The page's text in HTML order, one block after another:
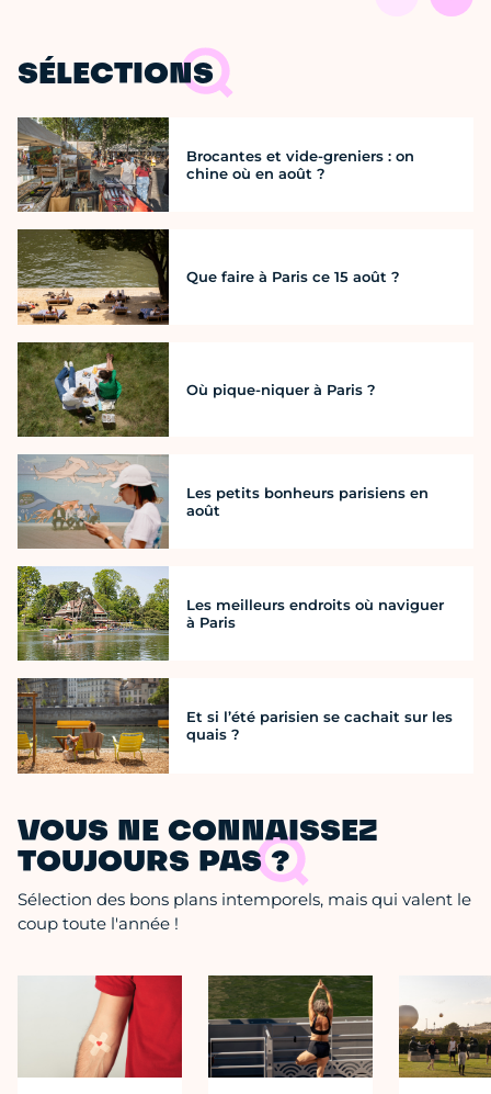
SÉLECTIONS
Brocantes et vide-greniers : on
chine où en août ?
Que faire à Paris ce 15 août ?
Où pique-niquer à Paris ?
Les petits bonheurs parisiens en
août
Les meilleurs endroits où naviguer
à Paris
Et si l’été parisien se cachait sur les
quais ?
VOUS NE CONNAISSEZ
TOUJOURS PAS ?
Sélection des bons plans intemporels, mais qui valent le
coup toute l'année !